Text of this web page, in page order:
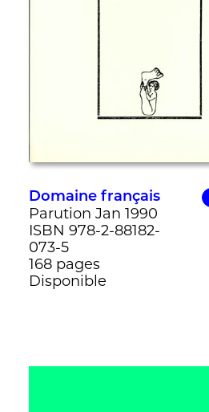
Domaine français
Parution Jan 1990
ISBN 978-2-88182-
073-5
168 pages
Disponible